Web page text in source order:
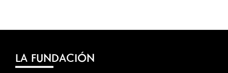
LA FUNDACIÓN